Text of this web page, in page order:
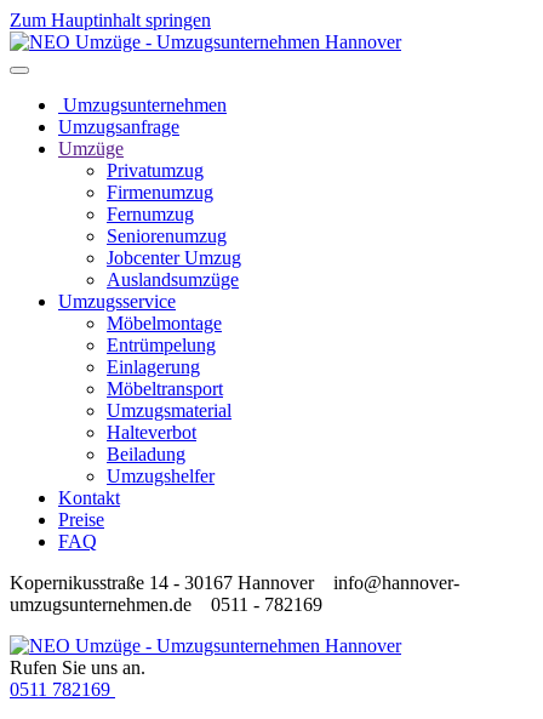
Zum Hauptinhalt springen
Umzugsunternehmen
Umzugsanfrage
Umzüge
Privatumzug
Firmenumzug
Fernumzug
Seniorenumzug
Jobcenter Umzug
Auslandsumzüge
Umzugsservice
Möbelmontage
Entrümpelung
Einlagerung
Möbeltransport
Umzugsmaterial
Halteverbot
Beiladung
Umzugshelfer
Kontakt
Preise
FAQ
Kopernikusstraße 14 - 30167 Hannover
info@hannover-
umzugsunternehmen.de
0511 - 782169
Rufen Sie uns an.
0511 782169